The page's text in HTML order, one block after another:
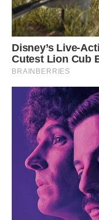
І долі щасливої в
Хай радість і
А люди хороші
***
Бажаю, Христина,
Завжди буде
Дарує кохання,
Здійсняє твою
Хай просить у Бога
Добра для душі а
З днем Ангела ми
Хай Ангел несе вам